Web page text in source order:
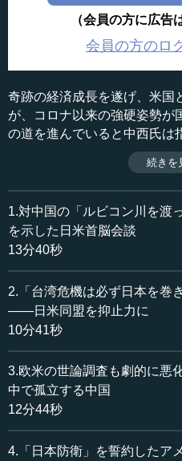
（会員の方に広告
会員の方のロ
奇跡の経済成長を遂げ、米国
が、コロナ以来の強硬姿勢が
の道を進んでいると中西氏は
の対決姿勢をとることはきわ
ては、習近平政権批判が芽吹
声も出ている。（全6話中第3
※インタビュアー：川上達史
収録日：2021年4月23日
追加日：2021年6月2日
カテゴリー：
国際
国際一般
≪全文≫
●世界の中で孤立しつつあ
日本は覚悟を固めて旗幟を鮮
すと、その後の展開が気にな
ョン的になるかもしれません
してくるのか、あるいは中国
打つのが一番効果的だと思わ
続きを
1.対中国の「ルビコン川を渡
を示した日米首脳会談
13分40秒
2.「台湾危機は必ず日本を巻
――日米同盟を抑止力に
10分41秒
3.欧米の世論調査も劇的に悪
中で孤立する中国
12分44秒
4.「日本防衛」を誓約したア